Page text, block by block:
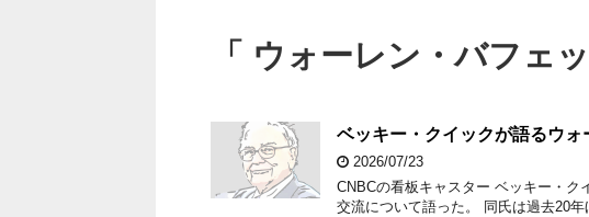
「 ウォーレン・バフェ
ベッキー・クイックが語るウ
2026/07/23
CNBCの看板キャスター ベッキー・ク
交流について語った。 同氏は過去20